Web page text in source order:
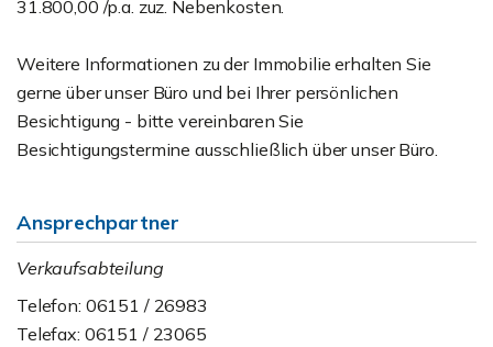
31.800,00 /p.a. zuz. Nebenkosten.
Weitere Informationen zu der Immobilie erhalten Sie
gerne über unser Büro und bei Ihrer persönlichen
Besichtigung - bitte vereinbaren Sie
Besichtigungstermine ausschließlich über unser Büro.
Ansprechpartner
Verkaufsabteilung
Telefon: 06151 / 26983
Telefax: 06151 / 23065